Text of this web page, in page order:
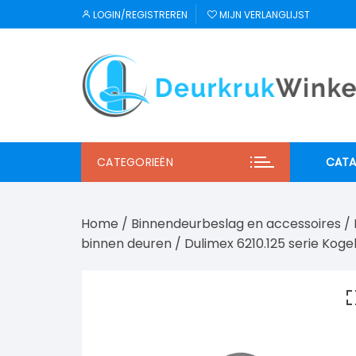
naar
LOGIN/REGISTREREN MIJN VERLANGLIJST
CATEGORIEËN
Home / Binnendeurbeslag en accessoires /
binnen deuren / Dulimex 6210.125 serie